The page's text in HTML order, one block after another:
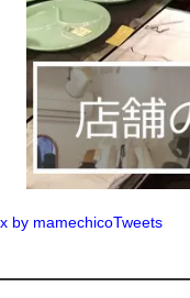
x by mamechicoTweets